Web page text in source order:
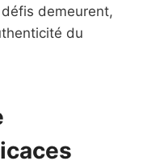
défis demeurent,
du